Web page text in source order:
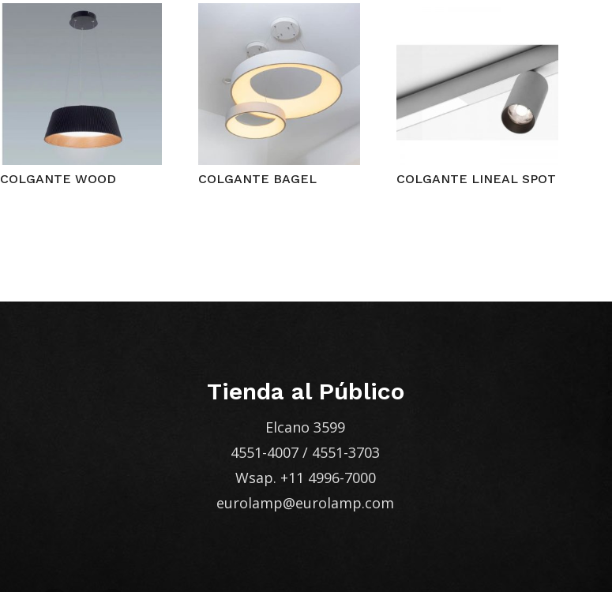
COLGANTE WOOD COLGANTE BAGEL COLGANTE LINEAL SPOT
Tienda al Público
Elcano 3599
4551-4007 / 4551-3703
Wsap. +11 4996-7000
eurolamp@eurolamp.com